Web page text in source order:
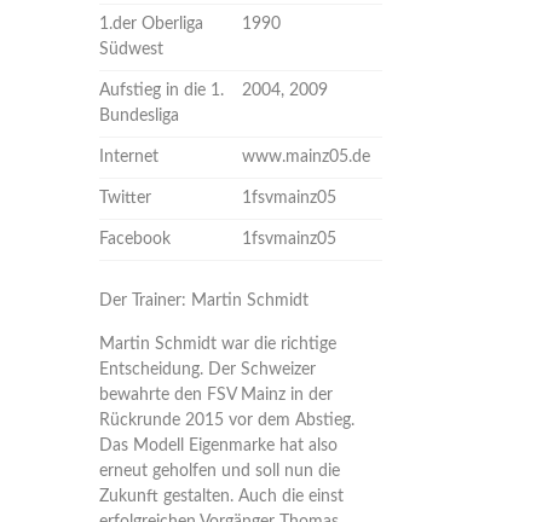
1.der Oberliga
Südwest
1990
Aufstieg in die 1.
Bundesliga
2004, 2009
Internet www.mainz05.de
Twitter 1fsvmainz05
Facebook 1fsvmainz05
Der Trainer: Martin Schmidt
Martin Schmidt war die richtige
Entscheidung. Der Schweizer
bewahrte den FSV Mainz in der
Rückrunde 2015 vor dem Abstieg.
Das Modell Eigenmarke hat also
erneut geholfen und soll nun die
Zukunft gestalten. Auch die einst